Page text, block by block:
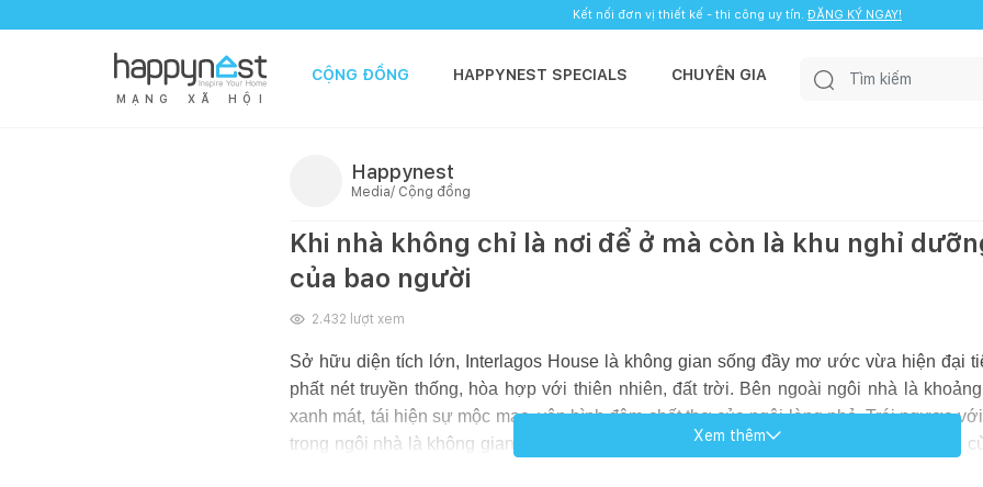
Kết nối đơn vị thiết kế - thi công uy tín. ĐĂNG KÝ NGAY!
M Ạ N G X Ã H Ộ I
CỘNG ĐỒNG HAPPYNEST SPECIALS CHUYÊN GIA
Happynest
Media/ Cộng đồng
Khi nhà không chỉ là nơi để ở mà còn là khu nghỉ
của bao người
2.432 lượt xem
Sở hữu diện tích lớn, Interlagos House là không gian sống đầy mơ ước vừa hiện đại
phất nét truyền thống, hòa hợp với thiên nhiên, đất trời. Bên ngoài ngôi nhà là
xanh mát, tái hiện sự mộc mạc, yên bình đậm chất thơ của ngôi làng nhỏ. Trái ngược
trong ngôi nhà là không gian sống hiện đại với nội thất cùng các phòng chức năng vô
Xem thêm